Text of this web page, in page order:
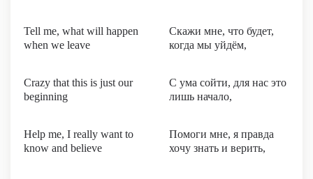
Tell me, what will happen
when we leave
Скажи мне, что будет,
когда мы уйдём,
Crazy that this is just our
beginning
С ума сойти, для нас это
лишь начало,
Help me, I really want to
know and believe
Помоги мне, я правда
хочу знать и верить,